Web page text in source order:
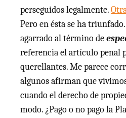
perseguidos legalmente.
Pero en ésta se ha
agarrado al término de
referencia el artículo penal
querellantes. Me parece
algunos afirman que
cuando el derecho de
modo. ¿Pago o no pago la